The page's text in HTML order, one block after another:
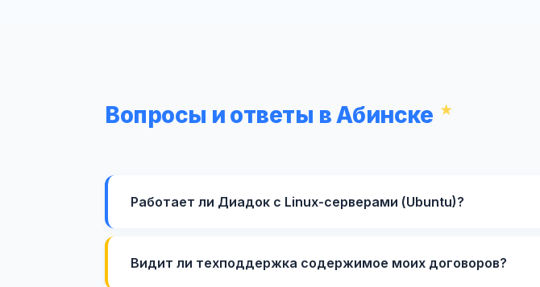
Вопросы и ответы в Абинске
Работает ли Диадок с Linux-серверами (Ubuntu)?
Видит ли техподдержка содержимое моих договоров?